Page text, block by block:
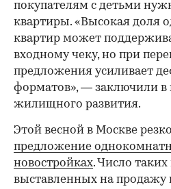
покупателям с детьми
квартиры. «Высокая доля
квартир может
входному чеку, но при
предложения усиливает
форматов», — заключили в
жилищного развития.
Этой весной в Москве
предложение
новостройках. Число таких
выставленных на продажу